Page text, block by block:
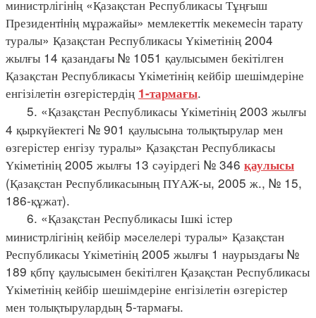
министрлігінiң «Қазақстан Республикасы Тұңғыш
Президентiнiң мұражайы» мемлекеттiк мекемесiн тарату
туралы» Қазақстан Республикасы Үкіметінің 2004
жылғы 14 қазандағы № 1051 қаулысымен бекітілген
Қазақстан Республикасы Үкіметінің кейбір шешімдеріне
енгізілетін өзгерістердің 1-тармағы.
5. «Қазақстан Республикасы Үкіметінің 2003 жылғы
4 қыркүйектегі № 901 қаулысына толықтырулар мен
өзгерістер енгізу туралы» Қазақстан Республикасы
Үкіметінің 2005 жылғы 13 сәуірдегі № 346 қаулысы
(Қазақстан Республикасының ПҮАЖ-ы, 2005 ж., № 15,
186-құжат).
6. «Қазақстан Республикасы Ішкі істер
министрлігінің кейбір мәселелері туралы» Қазақстан
Республикасы Үкіметінің 2005 жылғы 1 наурыздағы №
189 қбпү қаулысымен бекітілген Қазақстан Республикасы
Үкіметінің кейбір шешімдеріне енгізілетін өзгерістер
мен толықтырулардың 5-тармағы.